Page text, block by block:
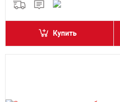
Купить